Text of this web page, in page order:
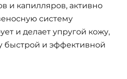
и капилляров, активно
систему
и делает упругой кожу,
быстрой и эффективной